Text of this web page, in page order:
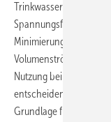
Trinkwasserhygiene
Spannungsfeld
Minimierung von
Volumenströmen mit
Nutzung bei zu
entscheidend ein
Grundlage für eine